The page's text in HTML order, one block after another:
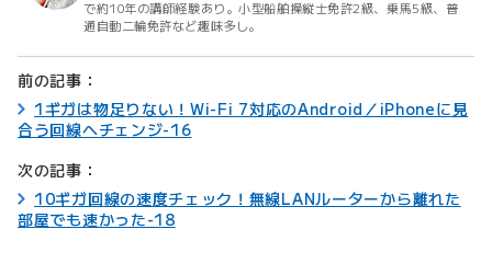
で約10年の講師経験あり。小型船舶操縦士免許2級、乗馬5級、普
通自動二輪免許など趣味多し。
前の記事：
1ギガは物足りない！Wi-Fi 7対応のAndroid／iPhoneに見
合う回線へチェンジ-16
次の記事：
10ギガ回線の速度チェック！無線LANルーターから離れた
部屋でも速かった-18